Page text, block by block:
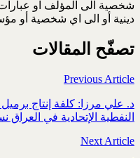
شخصية الى المؤلف او
دينية أو الى اي شخصية أو
تصفّح المقالات
Previous Article
د. علي مرزا: كلفة إنتاج
النفطية الإتحادية في
Next Article